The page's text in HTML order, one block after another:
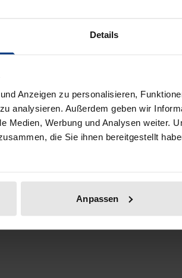
Details
Anzeigen zu personalisieren,
analysieren. Außerdem geben wir
Medien, Werbung und Analysen weiter.
die Sie ihnen bereitgestellt
Anpassen
protection, sexual self-
politics and academia. Today,
the significance of the Polish
of the 19th and 20th centuries.